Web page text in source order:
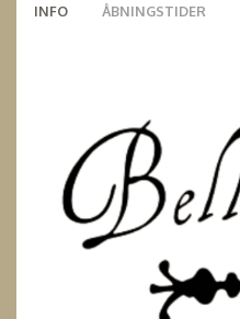
INFO ÅBNINGSTIDER